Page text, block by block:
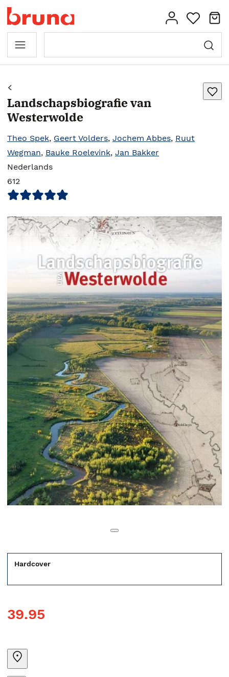
Landschapsbiografie van
Westerwolde
Theo Spek, Geert Volders, Jochem Abbes, Ruut
Wegman, Bauke Roelevink, Jan Bakker
Nederlands
612
Hardcover
39.95